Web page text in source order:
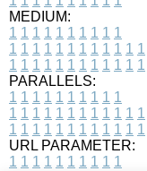
MEDIUM:
1 1 1 1 1 1 1 1 1 1
1 1 1 1 1 1 1 1 1 1 1 1
1 1 1 1 1 1 1 1 1 1 1 1
PARALLELS:
1 1 1 1 1 1 1 1 1 1
1 1 1 1 1 1 1 1 1 1 1 1
1 1 1 1 1 1 1 1 1 1 1 1
URL PARAMETER:
1 1 1 1 1 1 1 1 1 1